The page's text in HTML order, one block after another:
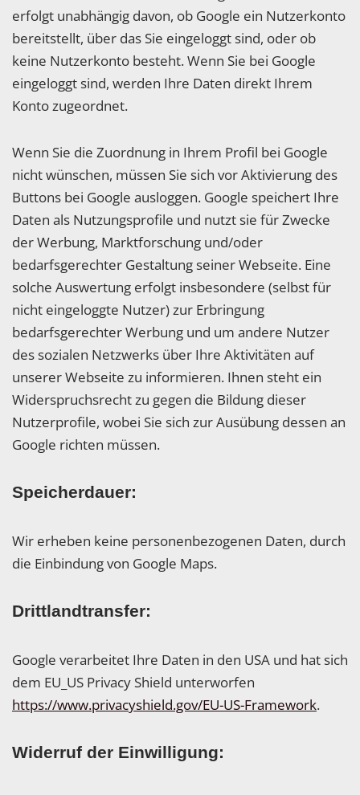
erfolgt unabhängig davon, ob Google ein Nutzerkonto
bereitstellt, über das Sie eingeloggt sind, oder ob
keine Nutzerkonto besteht. Wenn Sie bei Google
eingeloggt sind, werden Ihre Daten direkt Ihrem
Konto zugeordnet.
Wenn Sie die Zuordnung in Ihrem Profil bei Google
nicht wünschen, müssen Sie sich vor Aktivierung des
Buttons bei Google ausloggen. Google speichert Ihre
Daten als Nutzungsprofile und nutzt sie für Zwecke
der Werbung, Marktforschung und/oder
bedarfsgerechter Gestaltung seiner Webseite. Eine
solche Auswertung erfolgt insbesondere (selbst für
nicht eingeloggte Nutzer) zur Erbringung
bedarfsgerechter Werbung und um andere Nutzer
des sozialen Netzwerks über Ihre Aktivitäten auf
unserer Webseite zu informieren. Ihnen steht ein
Widerspruchsrecht zu gegen die Bildung dieser
Nutzerprofile, wobei Sie sich zur Ausübung dessen an
Google richten müssen.
Speicherdauer:
Wir erheben keine personenbezogenen Daten, durch
die Einbindung von Google Maps.
Drittlandtransfer:
Google verarbeitet Ihre Daten in den USA und hat sich
dem EU_US Privacy Shield unterworfen
https://www.privacyshield.gov/EU-US-Framework.
Widerruf der Einwilligung: